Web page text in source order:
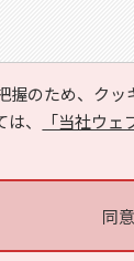
のため、ク
、
「当社ウ
同
Reserved.